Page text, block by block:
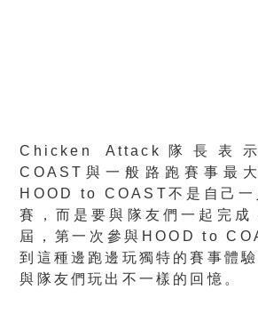
Chicken Attack隊長表
COAST與一般路跑賽事最
HOOD to COAST不是自己一
賽，而是要與隊友們一起完成
屆，第一次參與HOOD to
到這種邊跑邊玩獨特的賽事體
與隊友們玩出不一樣的回憶。